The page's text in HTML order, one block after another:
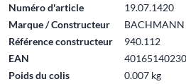
Numéro d'article
19.07.1420
Marque / Constructeur
BACHMANN
Référence constructeur
940.112
EAN
Poids du colis
0.007 kg